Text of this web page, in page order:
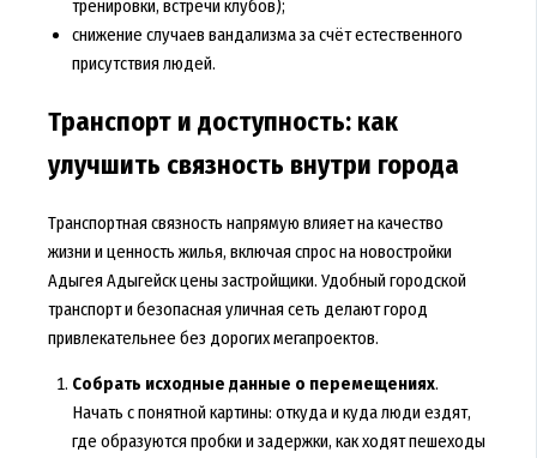
тренировки, встречи клубов);
снижение случаев вандализма за счёт естественного
присутствия людей.
Транспорт и доступность: как
улучшить связность внутри города
Транспортная связность напрямую влияет на качество
жизни и ценность жилья, включая спрос на новостройки
Адыгея Адыгейск цены застройщики. Удобный городской
транспорт и безопасная уличная сеть делают город
привлекательнее без дорогих мегапроектов.
Собрать исходные данные о перемещениях.
Начать с понятной картины: откуда и куда люди ездят,
где образуются пробки и задержки, как ходят пешеходы